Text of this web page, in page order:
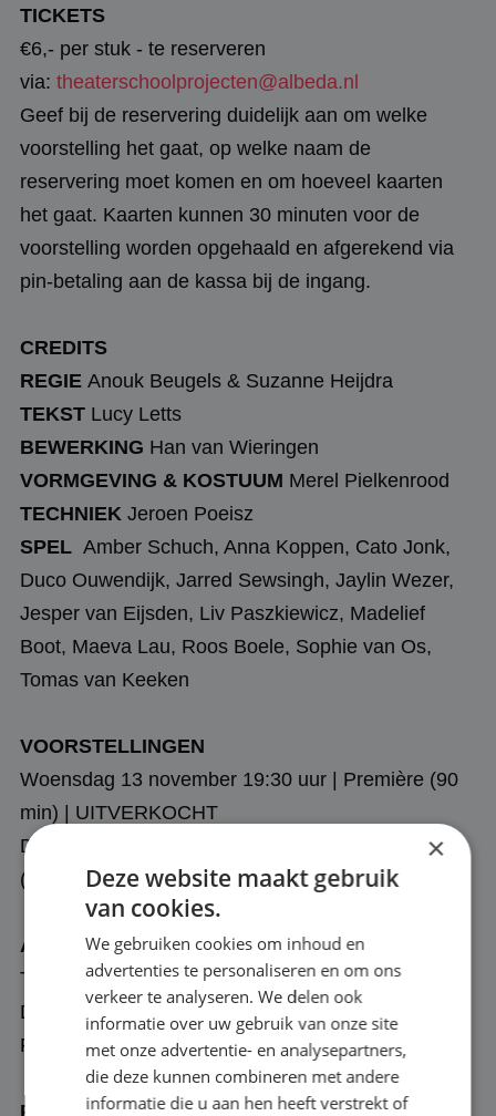
TICKETS
€6,- per stuk - te reserveren
via: theaterschoolprojecten@albeda.nl
Geef bij de reservering duidelijk aan om welke
voorstelling het gaat, op welke naam de
reservering moet komen en om hoeveel kaarten
het gaat. Kaarten kunnen 30 minuten voor de
voorstelling worden opgehaald en afgerekend via
pin-betaling aan de kassa bij de ingang.
CREDITS
REGIE Anouk Beugels & Suzanne Heijdra
TEKST Lucy Letts
BEWERKING Han van Wieringen
VORMGEVING & KOSTUUM Merel Pielkenrood
TECHNIEK Jeroen Poeisz
SPEL Amber Schuch, Anna Koppen, Cato Jonk,
Duco Ouwendijk, Jarred Sewsingh, Jaylin Wezer,
Jesper van Eijsden, Liv Paszkiewicz, Madelief
Boot, Maeva Lau, Roos Boele, Sophie van Os,
Tomas van Keeken
VOORSTELLINGEN
Woensdag 13 november 19:30 uur | Première (90
min) | UITVERKOCHT
Donderdag 14 november 19:30 uur | Voorstelling
(90 min) | UITVERKOCHT
ADRES
Toneelgarage
Dunantstraat 14C
Rotterdam
×
Deze website maakt gebruik
van cookies.
We gebruiken cookies om inhoud en
advertenties te personaliseren en om ons
verkeer te analyseren. We delen ook
informatie over uw gebruik van onze site
met onze advertentie- en analysepartners,
die deze kunnen combineren met andere
informatie die u aan hen heeft verstrekt of